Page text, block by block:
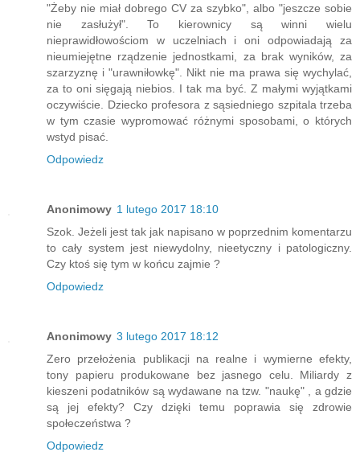
"Żeby nie miał dobrego CV za szybko", albo "jeszcze sobie
nie zasłużył". To kierownicy są winni wielu
nieprawidłowościom w uczelniach i oni odpowiadają za
nieumiejętne rządzenie jednostkami, za brak wyników, za
szarzyznę i "urawniłowkę". Nikt nie ma prawa się wychylać,
za to oni sięgają niebios. I tak ma być. Z małymi wyjątkami
oczywiście. Dziecko profesora z sąsiedniego szpitala trzeba
w tym czasie wypromować różnymi sposobami, o których
wstyd pisać.
Odpowiedz
Anonimowy 1 lutego 2017 18:10
Szok. Jeżeli jest tak jak napisano w poprzednim komentarzu
to cały system jest niewydolny, nieetyczny i patologiczny.
Czy ktoś się tym w końcu zajmie ?
Odpowiedz
Anonimowy 3 lutego 2017 18:12
Zero przełożenia publikacji na realne i wymierne efekty,
tony papieru produkowane bez jasnego celu. Miliardy z
kieszeni podatników są wydawane na tzw. "naukę" , a gdzie
są jej efekty? Czy dzięki temu poprawia się zdrowie
społeczeństwa ?
Odpowiedz